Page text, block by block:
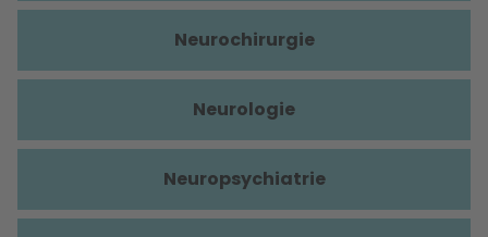
Neurochirurgie
Neurologie
Neuropsychiatrie